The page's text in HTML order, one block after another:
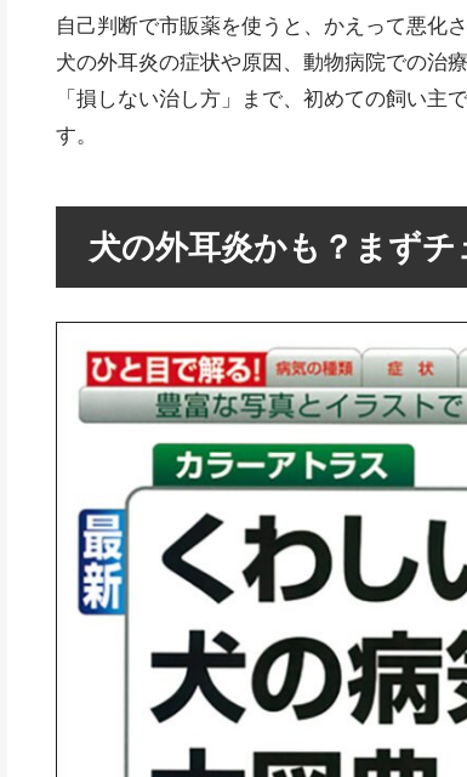
自己判断で市販薬を使うと、かえって悪化
犬の外耳炎の症状や原因、動物病院での治
「損しない治し方」まで、初めての飼い主
す。
犬の外耳炎かも？まず